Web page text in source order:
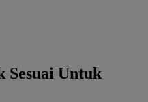
Sesuai Untuk